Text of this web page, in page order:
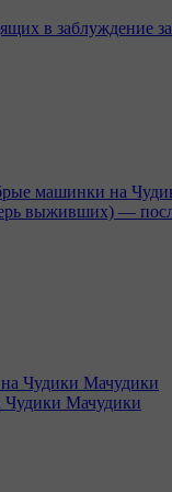
в заблуждение
машинки на
выживших) —
Мачудики